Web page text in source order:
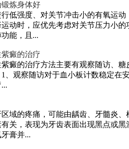
炼身体好
低强度、对关节冲击小的有氧运
动时，应优先考虑对关节压力小
能，且...
癜的治疗
癜的治疗方法主要有观察随访、
、观察随访对于血小板计数稳定在
域的疼痛，可能由龋齿、牙髓炎
关，表现为牙齿表面出现黑点或
膏并...